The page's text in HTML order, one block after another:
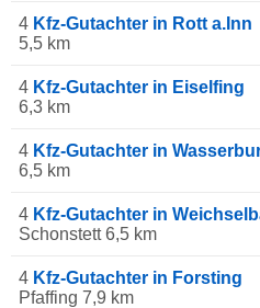
4 Kfz-Gutachter in Rott a.Inn
5,5 km
4 Kfz-Gutachter in Eiselfing
6,3 km
4 Kfz-Gutachter in
6,5 km
4 Kfz-Gutachter in
Schonstett 6,5 km
4 Kfz-Gutachter in Forsting
Pfaffing 7,9 km